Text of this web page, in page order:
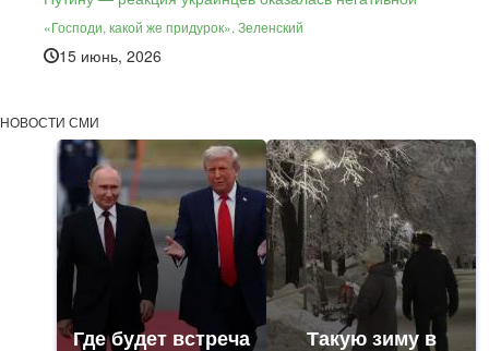
«Господи, какой же придурок». Зеленский
15 июнь, 2026
НОВОСТИ СМИ
Где будет встреча
Такую зиму в